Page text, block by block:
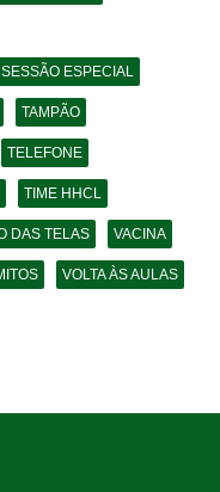
SESSÃO ESPECIAL
TAMPÃO
TELEFONE
TIME HHCL
DAS TELAS VACINA
VOLTA ÀS AULAS